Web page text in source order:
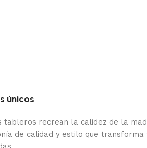
únicos
tableros recrean la calidez de la
de calidad y estilo que transforma